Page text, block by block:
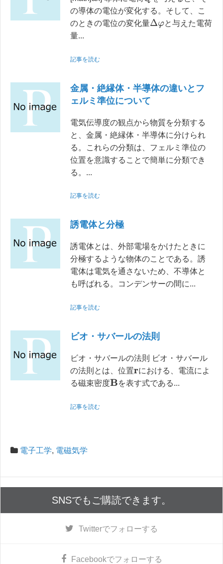
の導体の電位が変化する。そして、こ
のときの電位の変化量Δφ
と与えた電荷
量...
記事を読む
金属・絶縁体・半導体の違いとフ
ェルミ準位について
電気伝導度の観点から物質を分類する
と、金属・絶縁体・半導体に分けられ
る。これらの分類は、フェルミ準位の
位置を意識することで簡単に分類でき
る。...
記事を読む
誘電体と分極
誘電体とは、外部電場をかけたときに
分極するような物体のことである。誘
電体は電気を通さないため、不導体と
も呼ばれる。コンデンサーの間に...
記事を読む
ビオ・サバールの法則
ビオ・サバールの法則 ビオ・サバール
の法則とは、位置r における、電流によ
る磁束密度B を表す式である...
記事を読む
電子工学, 電磁気学
SNSでもご購読できます。
Twitterでフォローする
Facebookでフォローする